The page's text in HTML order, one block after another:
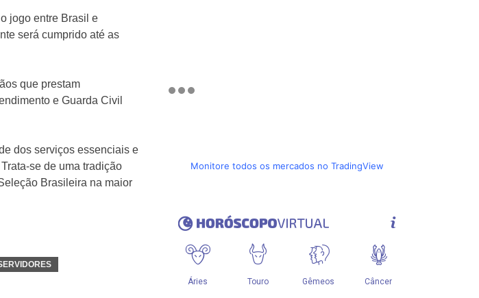
jogo entre Brasil e
será cumprido até as
que prestam
e Guarda Civil
dos serviços essenciais e
se de uma tradição
Brasileira na maior
Monitore todos os mercados no TradingView